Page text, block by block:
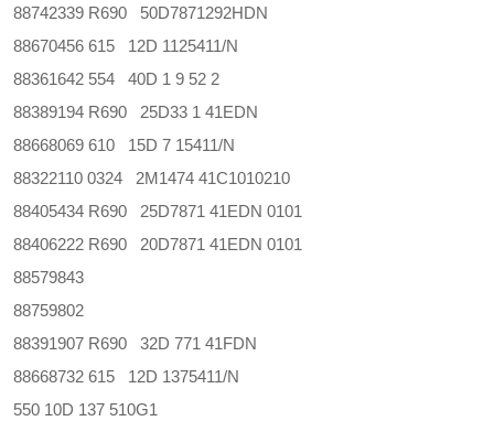
88742339 R690 50D7871292HDN
88670456 615 12D 1125411/N
88361642 554 40D 1 9 52 2
88389194 R690 25D33 1 41EDN
88668069 610 15D 7 15411/N
88322110 0324 2M1474 41C1010210
88405434 R690 25D7871 41EDN 0101
88406222 R690 20D7871 41EDN 0101
88579843
88759802
88391907 R690 32D 771 41FDN
88668732 615 12D 1375411/N
550 10D 137 510G1